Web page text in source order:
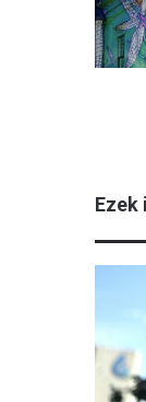
a
s
p
m
M
Ezek